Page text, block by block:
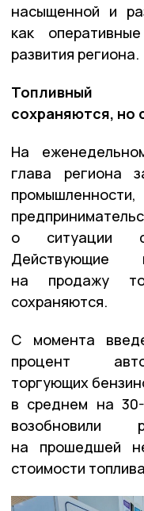
насыщенной и
как
развития региона.
Топливный
сохраняются, но
На
глава региона
о ситуации с
Действующие
на продажу
сохраняются.
С момента
процент
торгующих
в среднем на
на прошедшей
стоимости